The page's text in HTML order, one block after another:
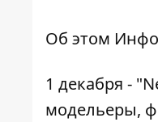
Об этом
1 декабря -
модельеры,